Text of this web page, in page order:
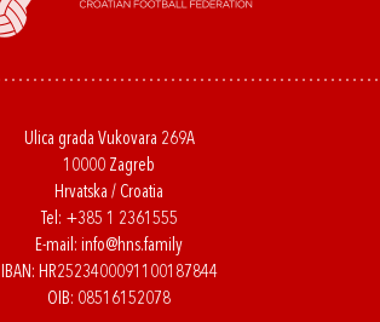
Ulica grada Vukovara 269A
10000 Zagreb
Hrvatska / Croatia
Tel: +385 1 2361555
E-mail: info@hns.family
IBAN: HR2523400091100187844
OIB: 08516152078